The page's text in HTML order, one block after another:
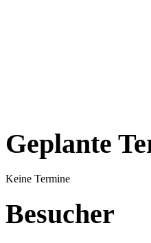
Geplante
Keine Termine
Besucher